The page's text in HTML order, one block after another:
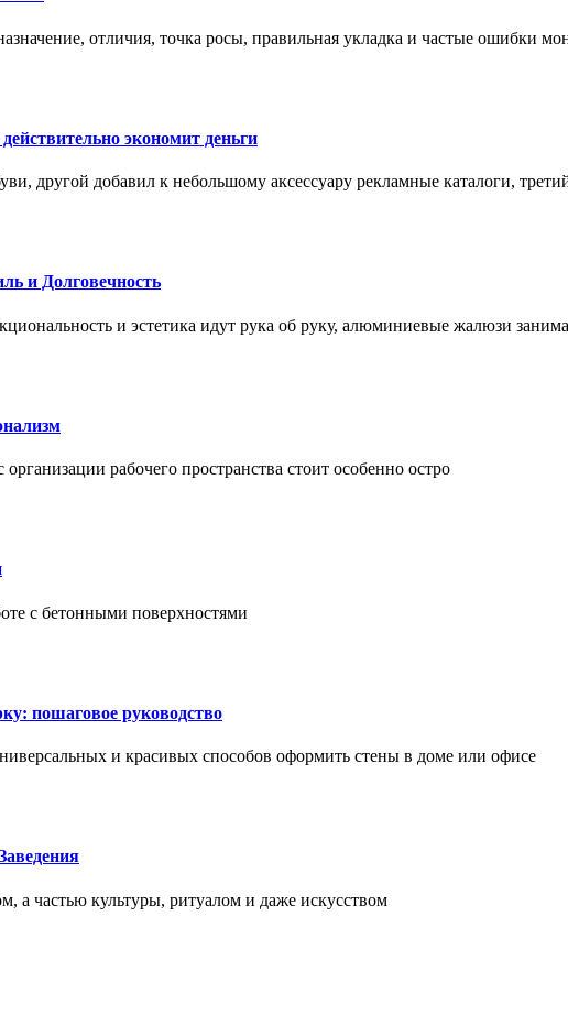
отличия, точка росы, правильная укладка и частые ошибки
экономит деньги
другой добавил к небольшому аксессуару рекламные каталоги,
и Долговечность
и эстетика идут рука об руку, алюминиевые жалюзи
рабочего пространства стоит особенно остро
с бетонными поверхностями
пошаговое руководство
и красивых способов оформить стены в доме или офисе
а частью культуры, ритуалом и даже искусством